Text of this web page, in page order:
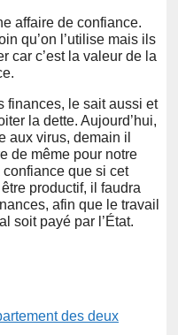
affaire de confiance.
qu’on l’utilise mais ils
car c’est la valeur de la
finances, le sait aussi et
la dette. Aujourd’hui,
aux virus, demain il
de même pour notre
que si cet
productif, il faudra
afin que le travail
soit payé par l’État.